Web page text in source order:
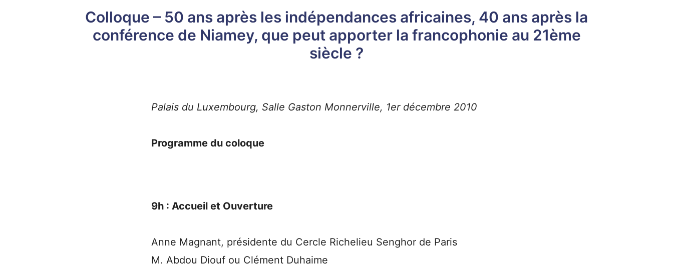
Colloque – 50 ans après les indépendances africaines, 40 ans après la
conférence de Niamey, que peut apporter la francophonie au 21ème
siècle ?
Palais du Luxembourg, Salle Gaston Monnerville, 1er décembre 2010
Programme du coloque
9h : Accueil et Ouverture
Anne Magnant, présidente du Cercle Richelieu Senghor de Paris
M. Abdou Diouf ou Clément Duhaime